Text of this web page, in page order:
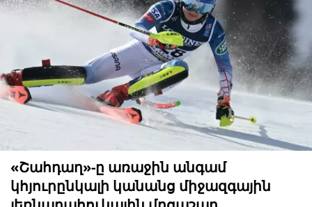
«Շահդաղ»-ը առաջին անգամ
կհյուրընկալի կանանց միջազգային